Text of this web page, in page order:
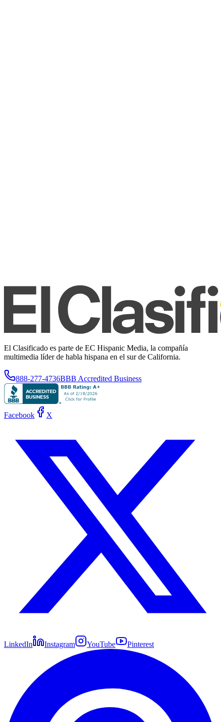
El Clasificado es parte de EC Hispanic Media, la compañía
multimedia líder de habla hispana en el sur de California.
888-277-4736BBB Accredited Business
Facebook X
LinkedIn Instagram YouTube Pinterest